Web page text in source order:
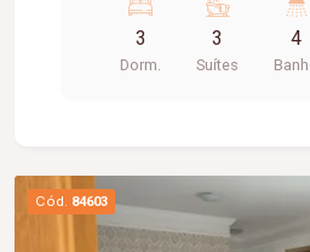
planejada; Lavanderia
03 vagas de garagem; O condomínio oferece:
Área de lazer completa;
padrão; Planta moderna com
distribuição dos ambientes;
integrados e funcionais;
3
Dorm.
3
Suítes
4
Cód. 84603